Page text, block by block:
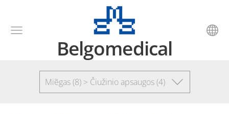
Belgomedical
Miẽgas (8) > Čiužinio apsaugos (4)